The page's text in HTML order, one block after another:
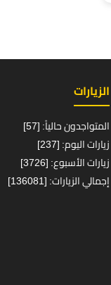
الزيارات
المتواجدون حالياً: [57]
زيارات اليوم: [237]
زيارات الأسبوع: [3726]
إجمالي الزيارات: [136081]